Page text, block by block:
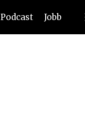
Podcast Jobb